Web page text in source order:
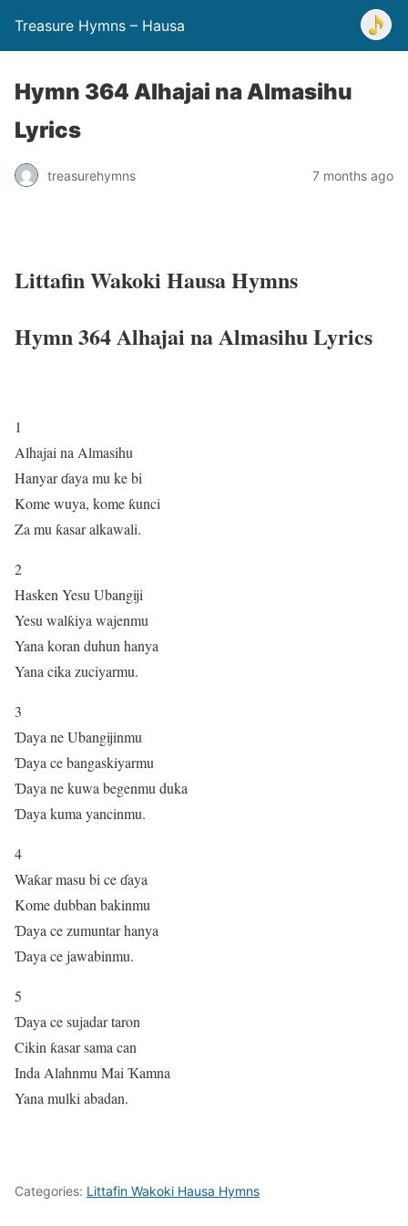
Treasure Hymns – Hausa
Hymn 364 Alhajai na Almasihu
Lyrics
treasurehymns 7 months ago
Littafin Wakoki Hausa Hymns
Hymn 364 Alhajai na Almasihu Lyrics
1
Alhajai na Almasihu
Hanyar ɗaya mu ke bi
Kome wuya, kome ƙunci
Za mu ƙasar alkawali.
2
Hasken Yesu Ubangiji
Yesu walƙiya wajenmu
Yana koran duhun hanya
Yana cika zuciyarmu.
3
Ɗaya ne Ubangijinmu
Ɗaya ce bangaskiyarmu
Ɗaya ne kuwa begenmu duka
Ɗaya kuma yancinmu.
4
Waƙar masu bi ce ɗaya
Kome dubban bakinmu
Ɗaya ce zumuntar hanya
Ɗaya ce jawabinmu.
5
Ɗaya ce sujadar taron
Cikin ƙasar sama can
Inda Alahnmu Mai Ҡamna
Yana mulki abadan.
Categories: Littafin Wakoki Hausa Hymns